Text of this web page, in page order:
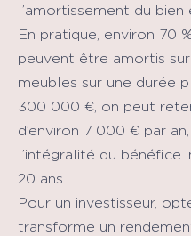
l’amortissement du bien
En pratique, environ 70
peuvent être amortis
meubles sur une durée
300 000 €, on peut
d’environ 7 000 € par
l’intégralité du bénéfice
20 ans.
Pour un investisseur,
transforme un